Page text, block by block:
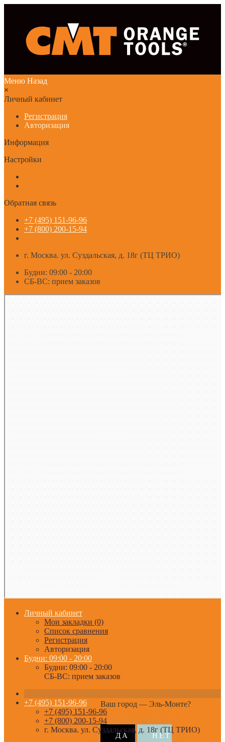
Меню Назад
×
Личный кабинет
Регистрация
Авторизация
Информация
Настройки
Обратная связь
+7 (495) 151-96-96
+7 (800) 200-15-94
г. Москва. ул. Суздальская, д. 18г (ТЦ ТРИО)
Будни: 09:00 - 20:00
СБ-ВС: прием заказов
Личный кабинет
Мои закладки (0)
Список сравнения
Регистрация
Авторизация
Будни: 09:00 - 20:00
Будни: 09:00 - 20:00
СБ-ВС: прием заказов
Ваш город — Эль-Монте?
+7 (495) 151-96-96
+7 (495) 151-96-96
+7 (800) 200-15-94
г. Москва. ул. Суздальская, д. 18г (ТЦ ТРИО)